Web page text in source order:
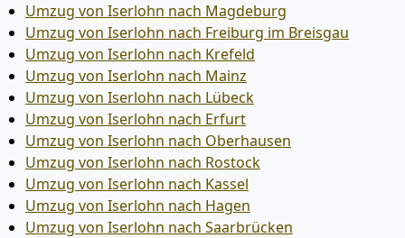
Umzug von Iserlohn nach Magdeburg
Umzug von Iserlohn nach Freiburg im Breisgau
Umzug von Iserlohn nach Krefeld
Umzug von Iserlohn nach Mainz
Umzug von Iserlohn nach Lübeck
Umzug von Iserlohn nach Erfurt
Umzug von Iserlohn nach Oberhausen
Umzug von Iserlohn nach Rostock
Umzug von Iserlohn nach Kassel
Umzug von Iserlohn nach Hagen
Umzug von Iserlohn nach Saarbrücken